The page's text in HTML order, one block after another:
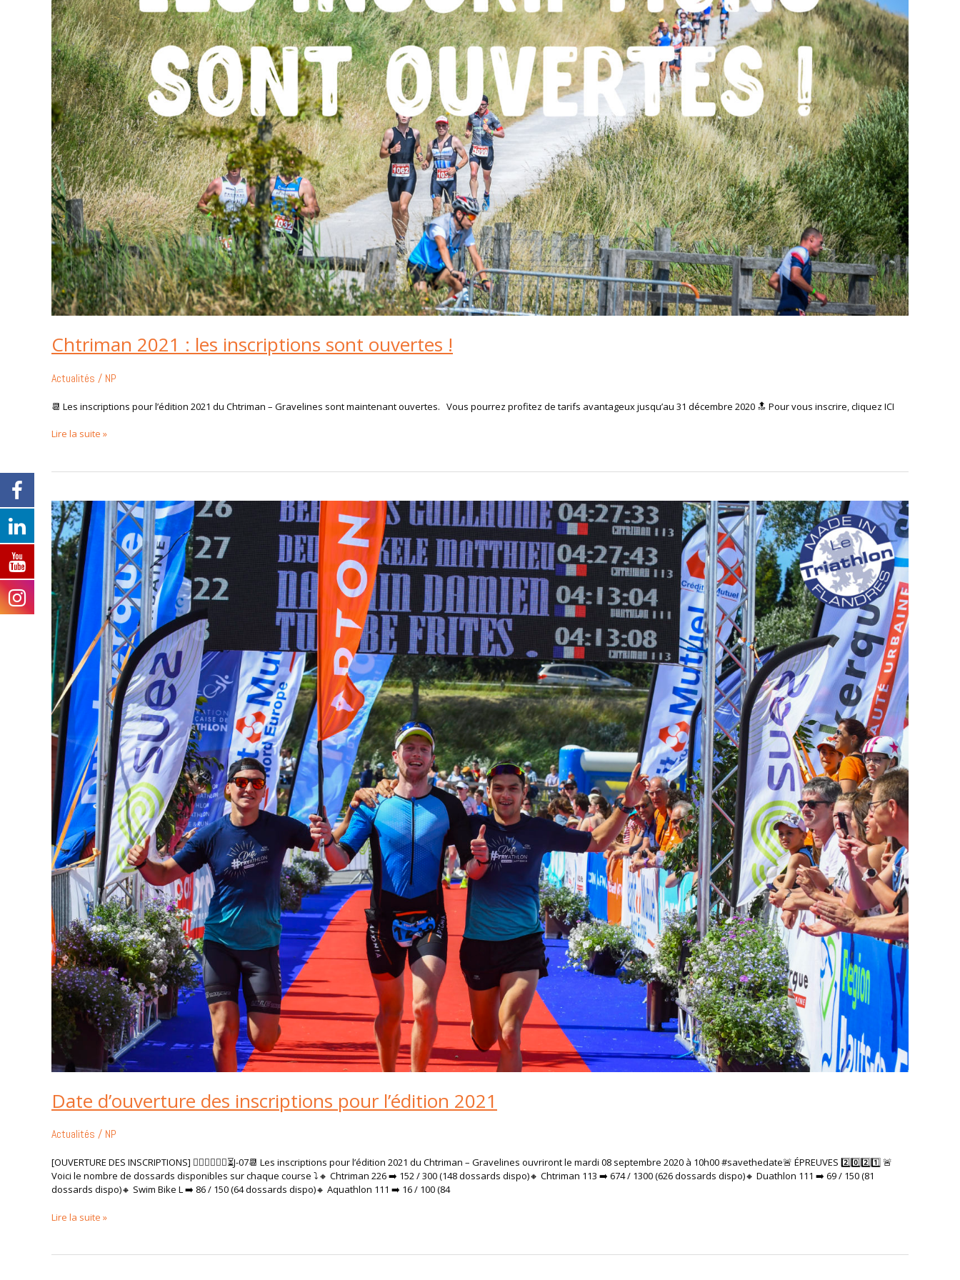
Chtriman 2021 : les inscriptions sont ouvertes !
Actualités / NP
📆 Les inscriptions pour l’édition 2021 du Chtriman – Gravelines sont maintenant ouvertes. Vous pourrez profitez de tarifs avantageux jusqu’au 31 décembre 2020 🔝 Pour vous inscrire, cliquez ICI
Lire la suite »
Date d’ouverture des inscriptions pour l’édition 2021
Actualités / NP
[OUVERTURE DES INSCRIPTIONS] 🏊🏻‍🚴🏼🏃🏼⏳J-07​​📆 Les inscriptions pour l’édition 2021 du Chtriman – Gravelines ouvriront le mardi 08 septembre 2020 à 10h00 #savethedate​​🚨 ÉPREUVES 2️⃣0️⃣2️⃣1️⃣ 🚨​​
Voici le nombre de dossards disponibles sur chaque course ⤵️​​🔸 Chtriman 226 ➡️ 152 / 300 (148 dossards dispo)​🔸 Chtriman 113 ➡️ 674 / 1300 (626 dossards dispo)​🔸 Duathlon 111 ➡️ 69 / 150 (81
dossards dispo)​🔸 Swim Bike L ➡️ 86 / 150 (64 dossards dispo)​🔸 Aquathlon 111 ➡️ 16 / 100 (84
Date
d’ouverture
des
inscriptions
pour
l’édition
2021
Lire la suite »